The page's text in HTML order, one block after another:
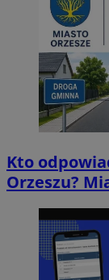
Kto
Orzeszu?